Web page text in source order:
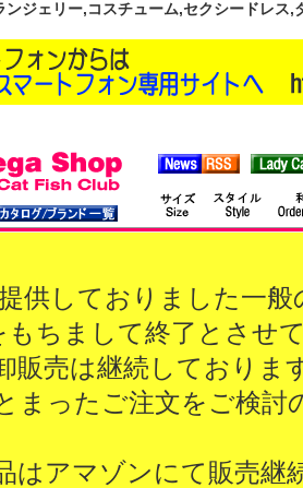
ンジェリー,コスチューム,セクシードレス
供しておりました一
もちまして終了とさせ
販売は継続しておりま
まったご注文をご検討
はアマゾンにて販売継